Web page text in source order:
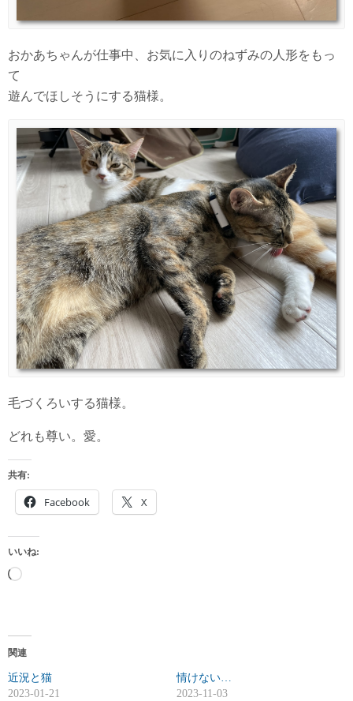
おかあちゃんが仕事中、お気に入りのねずみの人形をもっ
て
遊んでほしそうにする猫様。
毛づくろいする猫様。
どれも尊い。愛。
共有:
Facebook X
いいね:
読
み
中
…
関連
近況と猫
2023-01-21
情けない…
2023-11-03